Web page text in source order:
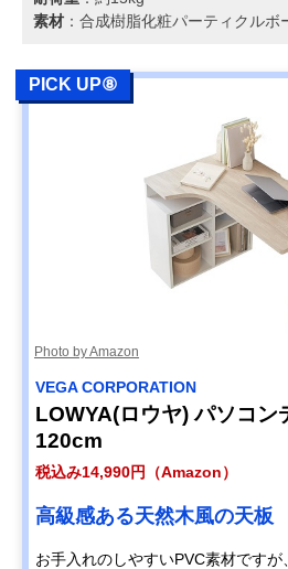
素材 ：合成樹脂化粧パーティクルボ
PICK UP⑧
Photo by Amazon
‎VEGA CORPORATION
LOWYA(ロウヤ) パソコ
120cm
税込み14,990円（Amazon）
高級感ある天然木風の天板
お手入れのしやすいPVC素材です